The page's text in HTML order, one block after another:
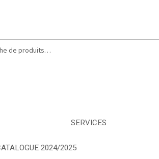
SERVICES
2024/2025